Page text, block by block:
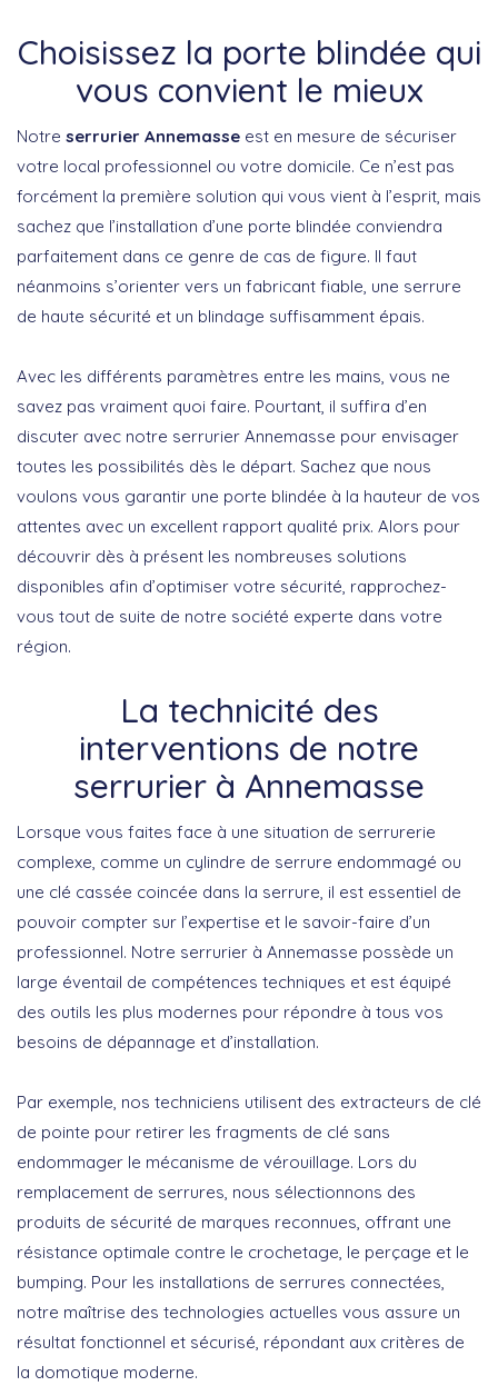
Choisissez la porte blindée qui
vous convient le mieux
Notre serrurier Annemasse est en mesure de sécuriser
votre local professionnel ou votre domicile. Ce n’est pas
forcément la première solution qui vous vient à l’esprit, mais
sachez que l’installation d’une porte blindée conviendra
parfaitement dans ce genre de cas de figure. Il faut
néanmoins s’orienter vers un fabricant fiable, une serrure
de haute sécurité et un blindage suffisamment épais.
Avec les différents paramètres entre les mains, vous ne
savez pas vraiment quoi faire. Pourtant, il suffira d’en
discuter avec notre serrurier Annemasse pour envisager
toutes les possibilités dès le départ. Sachez que nous
voulons vous garantir une porte blindée à la hauteur de vos
attentes avec un excellent rapport qualité prix. Alors pour
découvrir dès à présent les nombreuses solutions
disponibles afin d’optimiser votre sécurité, rapprochez-
vous tout de suite de notre société experte dans votre
région.
La technicité des
interventions de notre
serrurier à Annemasse
Lorsque vous faites face à une situation de serrurerie
complexe , comme un cylindre de serrure endommagé ou
une clé cassée coincée dans la serrure, il est essentiel de
pouvoir compter sur l’expertise et le savoir-faire d’un
professionnel. Notre serrurier à Annemasse possède un
large éventail de compétences techniques et est équipé
des outils les plus modernes pour répondre à tous vos
besoins de dépannage et d’installation.
Par exemple, nos techniciens utilisent des extracteurs de clé
de pointe pour retirer les fragments de clé sans
endommager le mécanisme de vérouillage. Lors du
remplacement de serrures, nous sélectionnons des
produits de sécurité de marques reconnues, offrant une
résistance optimale contre le crochetage, le perçage et le
bumping. Pour les installations de serrures connectées
notre maîtrise des technologies actuelles vous assure un
résultat fonctionnel et sécurisé, répondant aux critères de
la domotique moderne.